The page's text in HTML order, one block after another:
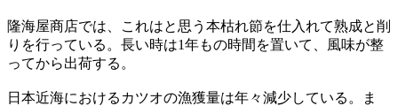
隆海屋商店では、これはと思う本枯れ節を仕入れて熟成と削
りを行っている。長い時は1年もの時間を置いて、風味が整
ってから出荷する。
日本近海におけるカツオの漁獲量は年々減少している。ま